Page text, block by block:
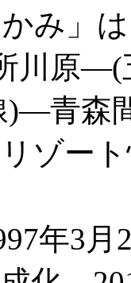
かみ」
川原
青森
ゾー
年3